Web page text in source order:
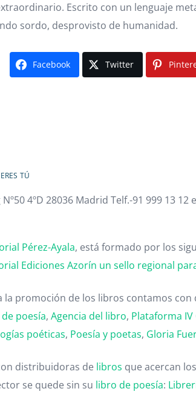
Escrito con un lenguaje
sordo, desprovisto de humanidad.
Facebook Twitter
tú
4ºD 28036 Madrid Telf.-91 999 13
Pérez-Ayala, está formado por los
Ediciones Azorín un sello regional
la promoción de los libros contamos
poesía,Agencia del libro, Plataforma
poéticas, Poesía y poetas, Gloria
distribuidoras de libros que acercan los
se quede sin su libro de poesía: